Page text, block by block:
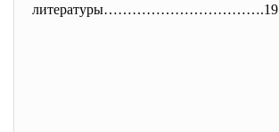
литературы…………………………….19